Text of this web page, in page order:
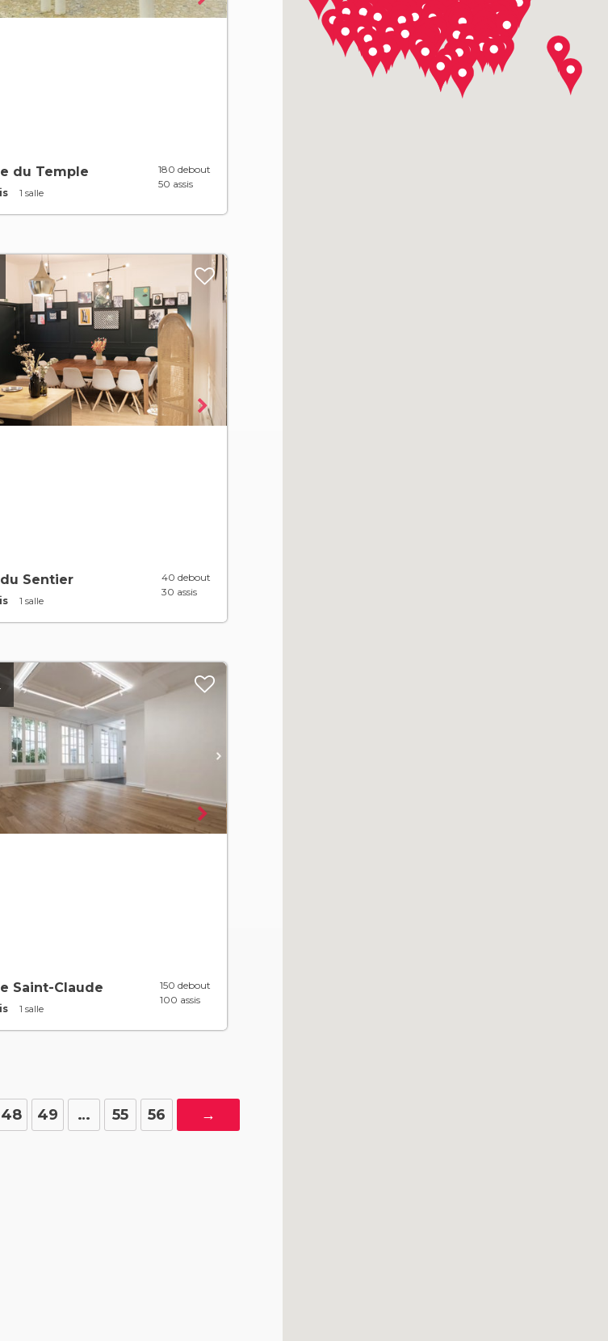
du Temple
1 salle
180 debout
50 assis
Sentier
1 salle
40 debout
30 assis
Saint-Claude
1 salle
150 debout
100 assis
48 49 … 55 56 →